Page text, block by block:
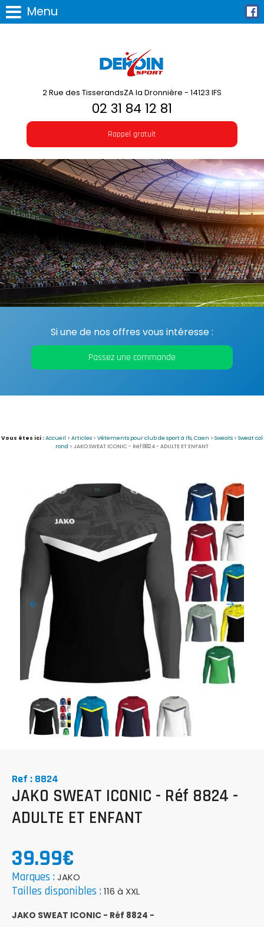
Menu
2 Rue des TisserandsZA la Dronnière - 14123 IFS
02 31 84 12 81
Rappel gratuit
Si une de nos offres vous intéresse :
Passez une commande
Vous êtes ici :Accueil > Articles > Vêtements pour club de sport à Ifs, Caen > Sweats > Sweat col
rond > JAKO SWEAT ICONIC - Réf 8824 - ADULTE ET ENFANT
Ref : 8824
JAKO SWEAT ICONIC - Réf 8824 -
ADULTE ET ENFANT
39.99€
Marques :JAKO
Tailles disponibles :116 à XXL
JAKO SWEAT ICONIC - Réf 8824 -